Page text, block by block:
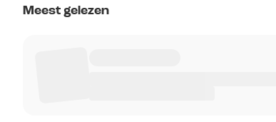
Meest gelezen